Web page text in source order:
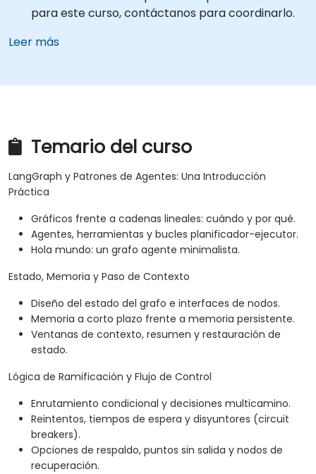
para este curso, contáctanos para coordinarlo.
Leer más
Temario del curso
LangGraph y Patrones de Agentes: Una Introducción
Práctica
Gráficos frente a cadenas lineales: cuándo y por qué.
Agentes, herramientas y bucles planificador-ejecutor.
Hola mundo: un grafo agente minimalista.
Estado, Memoria y Paso de Contexto
Diseño del estado del grafo e interfaces de nodos.
Memoria a corto plazo frente a memoria persistente.
Ventanas de contexto, resumen y restauración de
estado.
Lógica de Ramificación y Flujo de Control
Enrutamiento condicional y decisiones multicamino.
Reintentos, tiempos de espera y disyuntores (circuit
breakers).
Opciones de respaldo, puntos sin salida y nodos de
recuperación.